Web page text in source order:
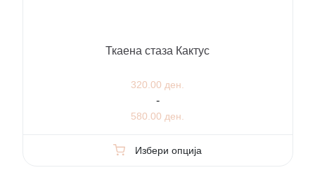
Ткаена стаза Кактус
320.00 ден.
-
580.00 ден.
Избери опција